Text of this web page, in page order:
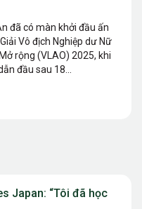
đã có màn khởi đầu ấn
Vô địch Nghiệp dư Nữ
rộng (VLAO) 2025, khi
đầu sau 18...
Japan: “Tôi đã học